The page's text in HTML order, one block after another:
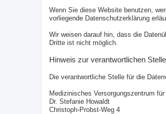
Wenn Sie diese Website benutzen,
vorliegende Datenschutzerklärung
Wir weisen darauf hin, dass die
Dritte ist nicht möglich.
Hinweis zur verantwortlichen Stelle
Die verantwortliche Stelle für die
Medizinisches Versorgungszentrum
Dr. Stefanie Howaldt
Christoph-Probst-Weg 4